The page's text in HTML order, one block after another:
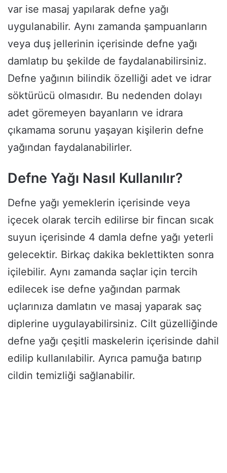
var ise masaj yapılarak defne yağı
uygulanabilir. Aynı zamanda şampuanların
veya duş jellerinin içerisinde defne yağı
damlatıp bu şekilde de faydalanabilirsiniz.
Defne yağının bilindik özelliği adet ve idrar
söktürücü olmasıdır. Bu nedenden dolayı
adet göremeyen bayanların ve idrara
çıkamama sorunu yaşayan kişilerin defne
yağından faydalanabilirler.
Defne Yağı Nasıl Kullanılır?
Defne yağı yemeklerin içerisinde veya
içecek olarak tercih edilirse bir fincan sıcak
suyun içerisinde 4 damla defne yağı yeterli
gelecektir. Birkaç dakika beklettikten sonra
içilebilir. Aynı zamanda saçlar için tercih
edilecek ise defne yağından parmak
uçlarınıza damlatın ve masaj yaparak saç
diplerine uygulayabilirsiniz. Cilt güzelliğinde
defne yağı çeşitli maskelerin içerisinde dahil
edilip kullanılabilir. Ayrıca pamuğa batırıp
cildin temizliği sağlanabilir.